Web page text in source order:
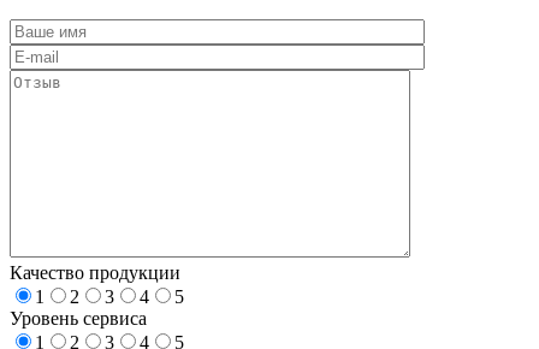
Качество продукции
1
2 3 4
5
Уровень сервиса
1
2 3 4
5